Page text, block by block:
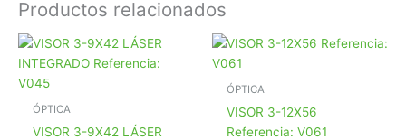
Productos relacionados
ÓPTICA
VISOR 3-9X42 LÁSER
ÓPTICA
VISOR 3-12X56
Referencia: V061